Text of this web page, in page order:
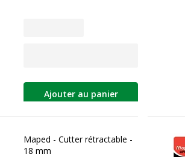
Ajouter au panier
Maped - Cutter rétractable -
18 mm